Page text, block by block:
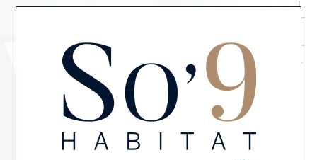
MENU
Certification Pro-Perméa